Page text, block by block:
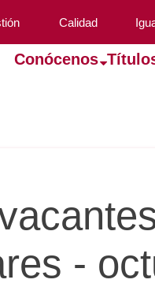
Calidad
Conócenos
-